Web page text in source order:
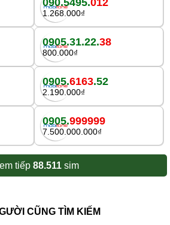
090.5495.012
1.268.000₫
0905.31.22.38
800.000₫
0905.6163.52
2.190.000₫
0905.999999
7.500.000.000₫
tiếp 88.511 sim
CŨNG TÌM KIẾM